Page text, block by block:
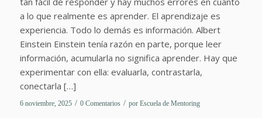
a lo que realmente es aprender. El aprendizaje es
experiencia. Todo lo demás es información. Albert
Einstein Einstein tenía razón en parte, porque leer
información, acumularla no significa aprender. Hay que
experimentar con ella: evaluarla, contrastarla,
conectarla […]
6 noviembre, 2025 / 0 Comentarios / por Escuela de Mentoring